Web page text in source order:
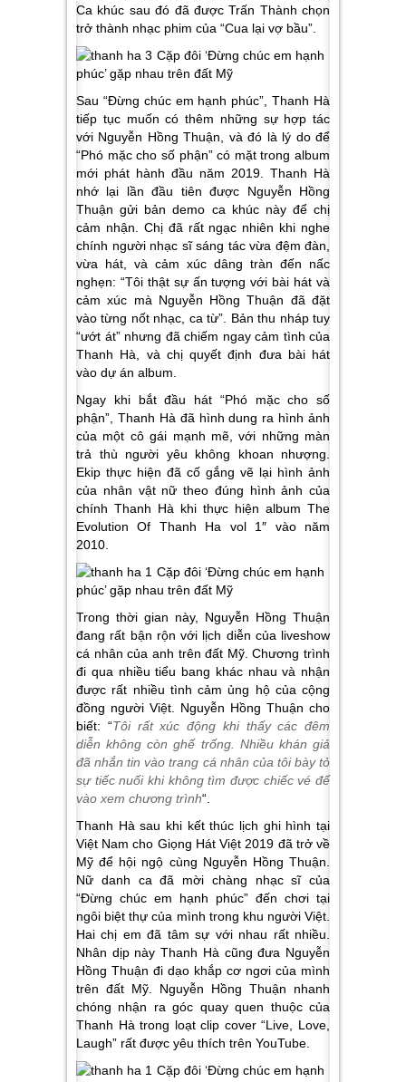
Ca khúc sau đó đã được Trấn Thành chọn
trở thành nhạc phim của “Cua lại vợ bầu”.
Sau “Đừng chúc em hạnh phúc”, Thanh Hà
tiếp tục muốn có thêm những sự hợp tác
với Nguyễn Hồng Thuận, và đó là lý do để
“Phó mặc cho số phận” có mặt trong album
mới phát hành đầu năm 2019. Thanh Hà
nhớ lại lần đầu tiên được Nguyễn Hồng
Thuận gửi bản demo ca khúc này để chị
cảm nhận. Chị đã rất ngạc nhiên khi nghe
chính người nhạc sĩ sáng tác vừa đệm đàn,
vừa hát, và cảm xúc dâng tràn đến nấc
nghẹn: “Tôi thật sự ấn tượng với bài hát và
cảm xúc mà Nguyễn Hồng Thuận đã đặt
vào từng nốt nhạc, ca từ”. Bản thu nháp tuy
“ướt át” nhưng đã chiếm ngay cảm tình của
Thanh Hà, và chị quyết định đưa bài hát
vào dự án album.
Ngay khi bắt đầu hát “Phó mặc cho số
phận”, Thanh Hà đã hình dung ra hình ảnh
của một cô gái mạnh mẽ, với những màn
trả thù người yêu không khoan nhượng.
Ekip thực hiện đã cố gắng vẽ lại hình ảnh
của nhân vật nữ theo đúng hình ảnh của
chính Thanh Hà khi thực hiện album The
Evolution Of Thanh Ha vol 1″ vào năm
2010.
Trong thời gian này, Nguyễn Hồng Thuận
đang rất bận rộn với lịch diễn của liveshow
cá nhân của anh trên đất Mỹ. Chương trình
đi qua nhiều tiểu bang khác nhau và nhận
được rất nhiều tình cảm ủng hộ của cộng
đồng người Việt. Nguyễn Hồng Thuận cho
biết: “Tôi rất xúc động khi thấy các đêm
diễn không còn ghế trống. Nhiều khán giả
đã nhắn tin vào trang cá nhân của tôi bày tỏ
sự tiếc nuối khi không tìm được chiếc vé để
vào xem chương trình“.
Thanh Hà sau khi kết thúc lịch ghi hình tại
Việt Nam cho Giọng Hát Việt 2019 đã trở về
Mỹ để hội ngộ cùng Nguyễn Hồng Thuận.
Nữ danh ca đã mời chàng nhạc sĩ của
“Đừng chúc em hạnh phúc” đến chơi tại
ngôi biệt thự của mình trong khu người Việt.
Hai chị em đã tâm sự với nhau rất nhiều.
Nhân dịp này Thanh Hà cũng đưa Nguyễn
Hồng Thuận đi dạo khắp cơ ngơi của mình
trên đất Mỹ. Nguyễn Hồng Thuận nhanh
chóng nhận ra góc quay quen thuộc của
Thanh Hà trong loạt clip cover “Live, Love,
Laugh” rất được yêu thích trên YouTube.